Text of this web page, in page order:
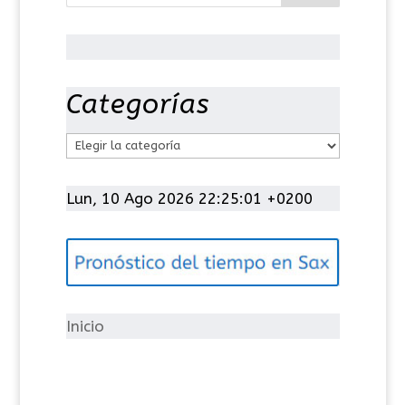
Categorías
t
g
í
Lun, 10 Ago 2026 22:25:02 +0200
Inicio